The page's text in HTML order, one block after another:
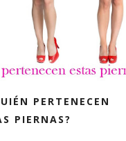
PERTENECEN
PIERNAS?